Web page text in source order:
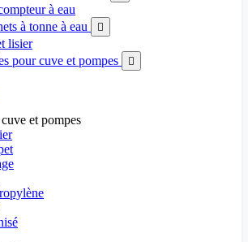
à eau
à tonne à eau

lisier
pour cuve et pompes

et pompes